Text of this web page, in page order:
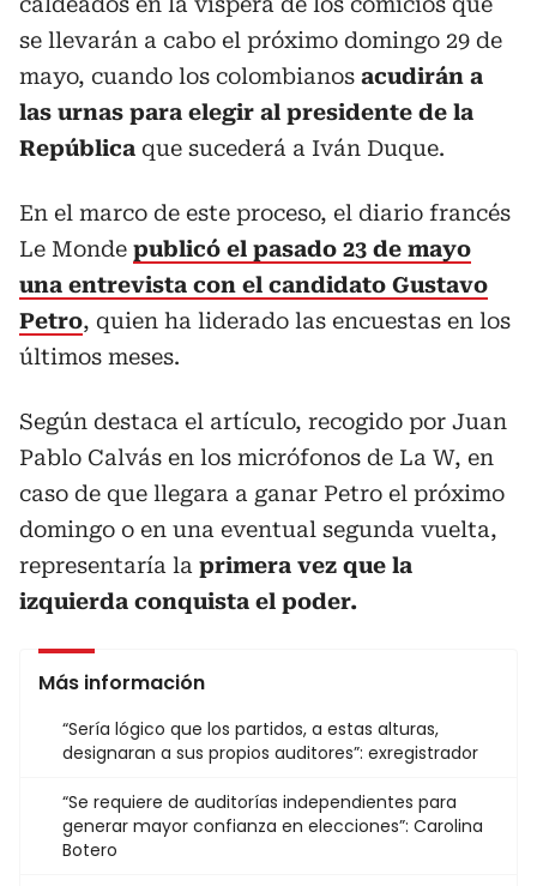
se llevarán a cabo el próximo domingo 29 de
mayo, cuando los colombianos acudirán a
las urnas para elegir al presidente de la
República que sucederá a Iván Duque.
En el marco de este proceso, el diario francés
Le Monde publicó el pasado 23 de mayo
una entrevista con el candidato Gustavo
Petro, quien ha liderado las encuestas en los
últimos meses.
Según destaca el artículo, recogido por Juan
Pablo Calvás en los micrófonos de La W, en
caso de que llegara a ganar Petro el próximo
domingo o en una eventual segunda vuelta,
representaría la primera vez que la
izquierda conquista el poder.
Más información
“Sería lógico que los partidos, a estas alturas,
designaran a sus propios auditores”: exregistrador
“Se requiere de auditorías independientes para
generar mayor confianza en elecciones”: Carolina
Botero